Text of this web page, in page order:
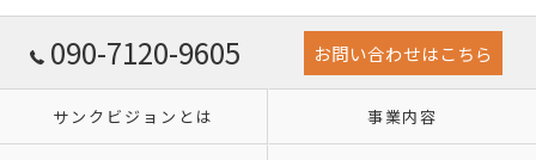
090-7120-9605 お問い合わせはこちら
サンクビジョンとは 事業内容